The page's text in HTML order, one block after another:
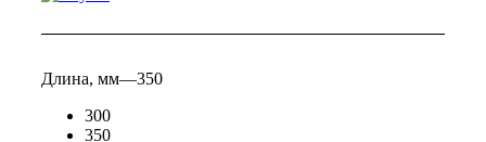
Длина, мм—350
300
350